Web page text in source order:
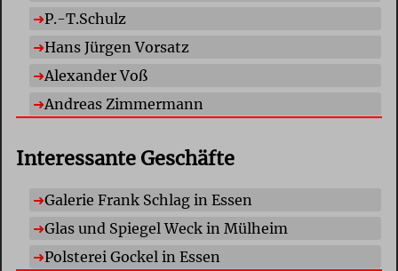
P.-T.Schulz
Hans Jürgen Vorsatz
Alexander Voß
Andreas Zimmermann
Interessante Geschäfte
Galerie Frank Schlag in Essen
Glas und Spiegel Weck in Mülheim
Polsterei Gockel in Essen